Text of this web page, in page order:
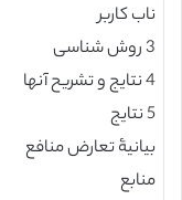
ناب کاربر
3 روش شناسی
4 نتایج و تشریح آنها
5 نتایج
بیانیۀ تعارض منافع
منابع